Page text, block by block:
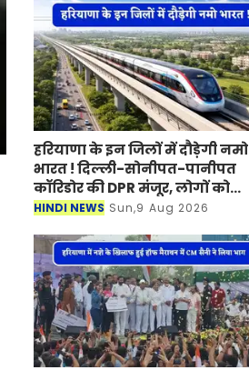
अस्पताल में
हरियाणा के इन जिलों में दौड़ेगी नमो
भारत ! दिल्ली-सोनीपत-पानीपत
कॉरिडोर की DPR मंजूर, लोगों को
मिलेगा बड़ा फायदा
HINDI NEWS Sun,9 Aug 2026